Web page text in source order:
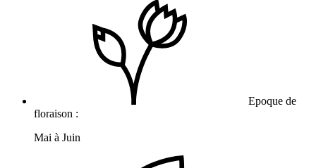
Epoque de
floraison :
Mai à Juin